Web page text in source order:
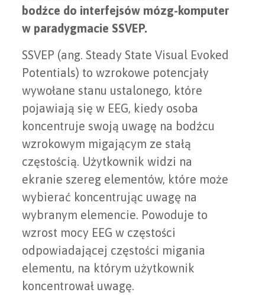
bodźce do interfejsów mózg-komputer
w paradygmacie SSVEP.
SSVEP (ang. Steady State Visual Evoked
Potentials) to wzrokowe potencjały
wywołane stanu ustalonego, które
pojawiają się w EEG, kiedy osoba
koncentruje swoją uwagę na bodźcu
wzrokowym migającym ze stałą
częstością. Użytkownik widzi na
ekranie szereg elementów, które może
wybierać koncentrując uwagę na
wybranym elemencie. Powoduje to
wzrost mocy EEG w częstości
odpowiadającej częstości migania
elementu, na którym użytkownik
koncentrował uwagę.